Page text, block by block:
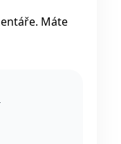
Máte